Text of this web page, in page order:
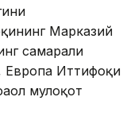
Марказий
самарали
Европа Иттифоқи
мулоқот